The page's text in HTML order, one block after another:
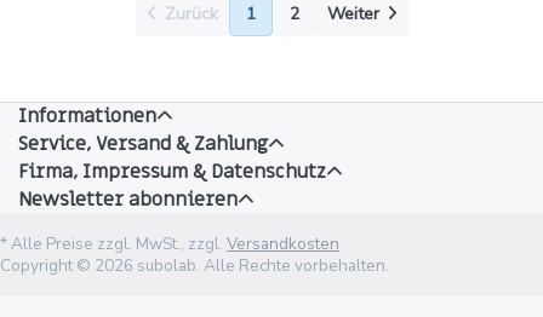
Zurück 1 2 Weiter
Informationen
Service, Versand & Zahlung
Firma, Impressum & Datenschutz
Newsletter abonnieren
* Alle Preise zzgl. MwSt., zzgl. Versandkosten
Copyright © 2026 subolab. Alle Rechte vorbehalten.